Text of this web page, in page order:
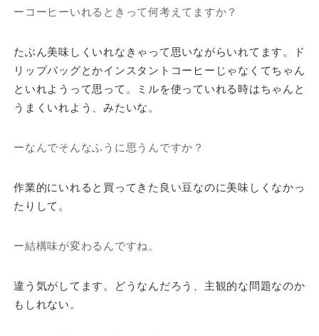
ーコーヒーいれるときって何考えてますか？
たぶん美味しくいれなきゃって思いながらいれてます。ド
リップバッグとかインスタントコーヒーじゃなくてちゃん
といれようって思って。ミルを使っていれる時はちゃんと
うまくいれよう、みたいな。
ーなんでそんなふうに思うんですか？
作業的にいれると買ってきた良い豆なのに美味しくなかっ
たりして。
ー結構味が変わるんですね。
違う気がしてます。どうなんだろう、主観的な問題なのか
もしれない。